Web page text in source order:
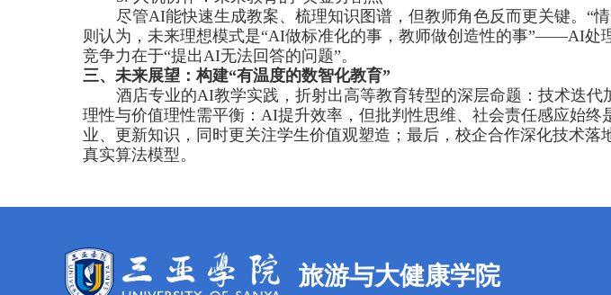
尽管AI能快速生成教案、梳理知识图谱，但教师角色反而更关键。“
则认为，未来理想模式是“AI做标准化的事，教师做创造性的事”——AI处
竞争力在于“提出AI无法回答的问题”。
三、未来展望：构建“有温度的数智化教育”
酒店专业的AI教学实践，折射出高等教育转型的深层命题：技术迭
理性与价值理性需平衡： AI提升效率，但批判性思维、社会责任感应始终
业、更新知识，同时更关注学生价值观塑造；最后，校企合作深化技术
真实算法模型。
旅游与大健康学院